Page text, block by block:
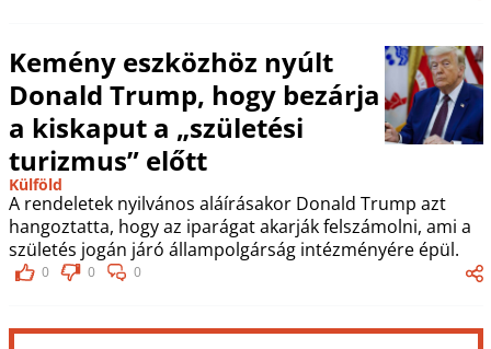
Kemény eszközhöz nyúlt
Donald Trump, hogy bezárja
a kiskaput a „születési
turizmus” előtt
Külföld
A rendeletek nyilvános aláírásakor Donald Trump azt
hangoztatta, hogy az iparágat akarják felszámolni, ami a
születés jogán járó állampolgárság intézményére épül.
0 0 0